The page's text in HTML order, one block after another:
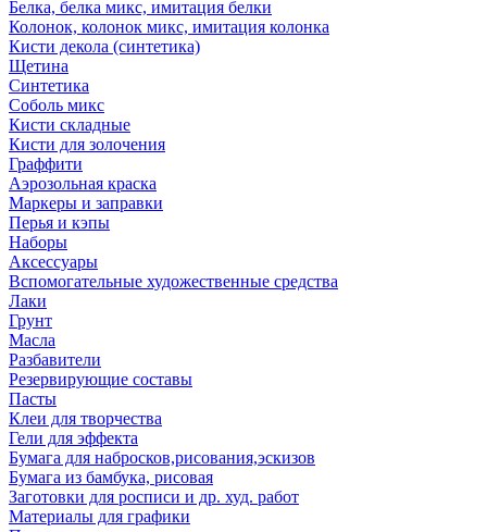
Белка, белка микс, имитация белки
Колонок, колонок микс, имитация колонка
Кисти декола (синтетика)
Щетина
Синтетика
Соболь микс
Кисти складные
Кисти для золочения
Граффити
Аэрозольная краска
Маркеры и заправки
Перья и кэпы
Наборы
Аксессуары
Вспомогательные художественные средства
Лаки
Грунт
Масла
Разбавители
Резервирующие составы
Пасты
Клеи для творчества
Гели для эффекта
Бумага для набросков,рисования,эскизов
Бумага из бамбука, рисовая
Заготовки для росписи и др. худ. работ
Материалы для графики